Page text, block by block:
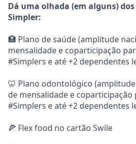
Dá uma olhada (em alguns)
Simpler:
🏥 Plano de saúde (amplitude
mensalidade e coparticipação
#Simplers e até +2 dependentes
🦷 Plano odontológico
de mensalidade e coparticipação
#Simplers e até +2 dependentes
🍕 Flex food no cartão Swile